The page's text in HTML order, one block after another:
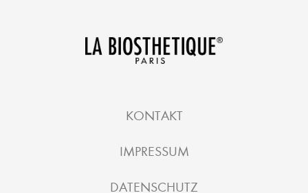
KONTAKT
IMPRESSUM
DATENSCHUTZ